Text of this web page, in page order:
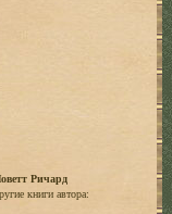
Ричард
книги автора: